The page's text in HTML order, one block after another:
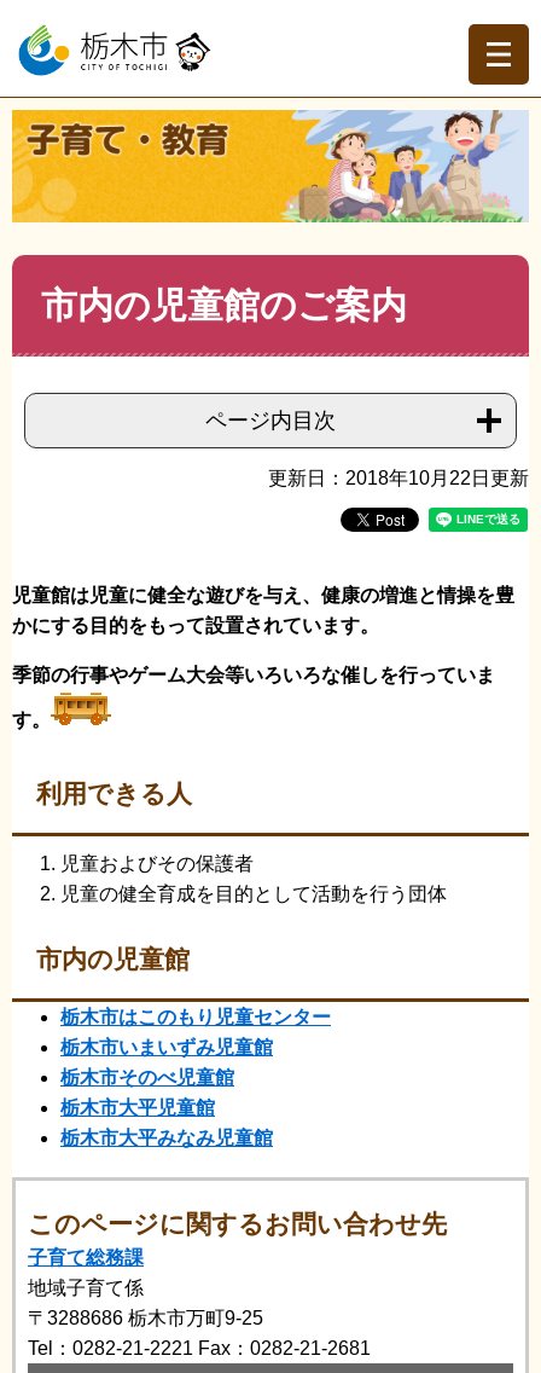
ー
の
先
頭
で
す。
ニ
ー
を
飛
ば
し
て
本
現在地
トップページ > 子育て・教育 > 子育て>施設・遊び場
市内の児童館のご案内
市内の児童館のご案内
ページ内目次
更新日：2018年10月22日更新
児童館は児童に健全な遊びを与え、健康の増進と情操を豊
かにする目的をもって設置されています。
季節の行事やゲーム大会等いろいろな催しを行っていま
す。
利用できる人
児童およびその保護者
児童の健全育成を目的として活動を行う団体
市内の児童館
栃木市はこのもり児童センター
栃木市いまいずみ児童館
栃木市そのべ児童館
栃木市大平児童館
栃木市大平みなみ児童館
このページに関するお問い合わせ先
子育て総務課
地域子育て係
〒3288686 栃木市万町9-25
Tel：0282-21-2221 Fax：0282-21-2681